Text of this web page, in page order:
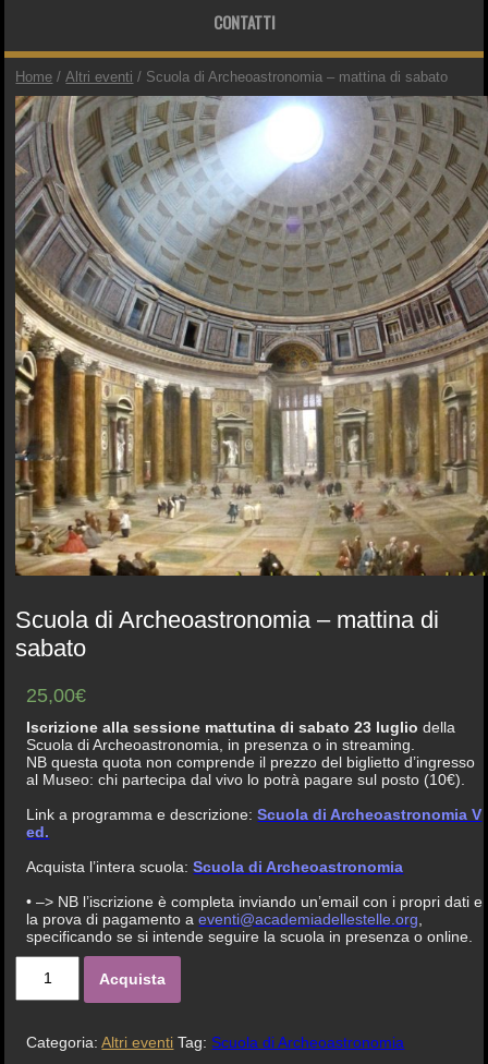
CONTATTI
Home /Altri eventi / Scuola di Archeoastronomia – mattina di sabato
Scuola di Archeoastronomia – mattina di
sabato
25,00€
Iscrizione alla sessione mattutina di sabato 23 lugliodella
Scuola di Archeoastronomia, in presenza o in streaming.
NB questa quota non comprende il prezzo del biglietto d’ingresso
al Museo: chi partecipa dal vivo lo potrà pagare sul posto (10€).
Link a programma e descrizione:Scuola di Archeoastronomia V
ed.
Acquista l’intera scuola: Scuola di Archeoastronomia
• –> NB l’iscrizione è completa inviando un’email con i propri dati e
la prova di pagamento aeventi@academiadellestelle.org
specificando se si intende seguire la scuola in presenza o online.
Acquista
Categoria:Altri eventi Tag: Scuola di Archeoastronomia